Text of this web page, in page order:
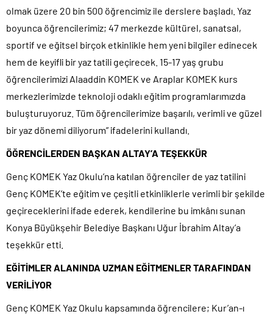
olmak üzere 20 bin 500 öğrencimiz ile derslere başladı. Yaz
boyunca öğrencilerimiz; 47 merkezde kültürel, sanatsal,
sportif ve eğitsel birçok etkinlikle hem yeni bilgiler edinecek
hem de keyifli bir yaz tatili geçirecek. 15-17 yaş grubu
öğrencilerimizi Alaaddin KOMEK ve Araplar KOMEK kurs
merkezlerimizde teknoloji odaklı eğitim programlarımızda
buluşturuyoruz. Tüm öğrencilerimize başarılı, verimli ve güzel
bir yaz dönemi diliyorum” ifadelerini kullandı.
ÖĞRENCİLERDEN BAŞKAN ALTAY’A TEŞEKKÜR
Genç KOMEK Yaz Okulu’na katılan öğrenciler de yaz tatilini
Genç KOMEK’te eğitim ve çeşitli etkinliklerle verimli bir şekilde
geçireceklerini ifade ederek, kendilerine bu imkânı sunan
Konya Büyükşehir Belediye Başkanı Uğur İbrahim Altay’a
teşekkür etti.
EĞİTİMLER ALANINDA UZMAN EĞİTMENLER TARAFINDAN
VERİLİYOR
Genç KOMEK Yaz Okulu kapsamında öğrencilere; Kur’an-ı